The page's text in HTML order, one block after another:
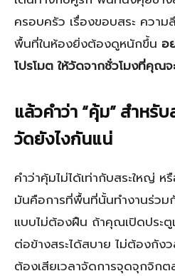
ครอบครัว เรื่องขอบสระ ควา
พื้นที่ในห้องยิ่งต้องดูหนักขึ้น อ
โปรโมต ให้วัดจากชั่วโมงที่คุณจ
แล้วคำว่า “คุ้ม” สำหรั
วัดยังไงกันแน่
คำว่าคุ้มไม่ได้เท่ากับสระใหญ่ ห
มันคือการที่พื้นที่นั้นทำงานร่ว
แบบไม่ต้องฝืน ถ้าคุณเปิดประ
ต่อข้างสระได้สบาย ไม่ต้องกัง
ต้องเสียเวลาจัดการจุดจุกจิก